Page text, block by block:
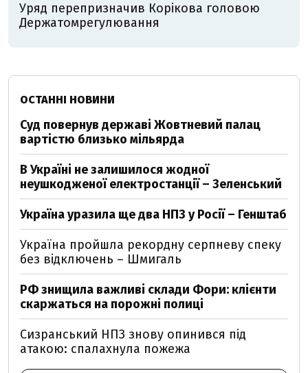
Уряд перепризначив Корікова головою
Держатомрегулювання
ОСТАННІ НОВИНИ
Суд повернув державі Жовтневий палац
вартістю близько мільярда
В Україні не залишилося жодної
неушкодженої електростанції – Зеленський
Україна уразила ще два НПЗ у Росії – Генштаб
Україна пройшла рекордну серпневу спеку
без відключень – Шмигаль
РФ знищила важливі склади Фори: клієнти
скаржаться на порожні полиці
Сизранський НПЗ знову опинився під
атакою: спалахнула пожежа